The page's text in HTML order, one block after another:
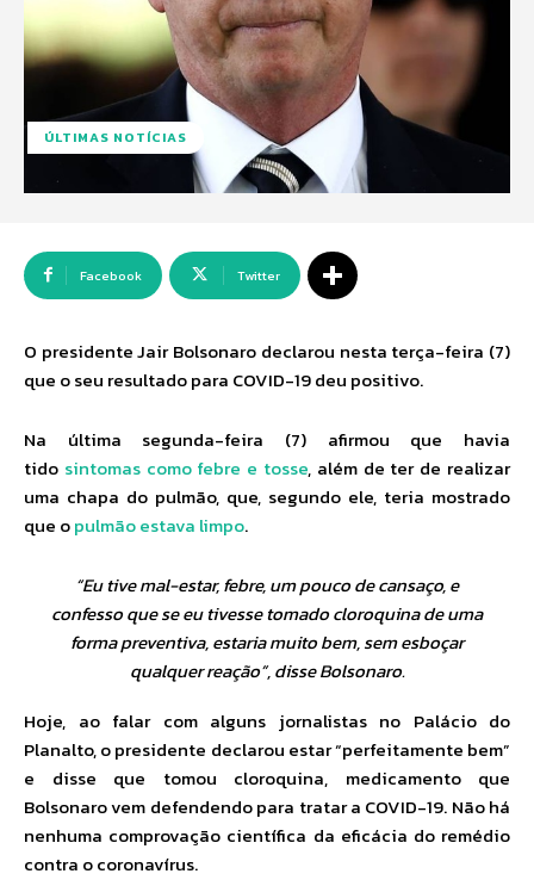
ÚLTIMAS NOTÍCIAS
Facebook Twitter
O presidente Jair Bolsonaro declarou nesta terça-feira (7)
que o seu resultado para COVID-19 deu positivo.
Na última segunda-feira (7) afirmou que havia
tido sintomas como febre e tosse, além de ter de realizar
uma chapa do pulmão, que, segundo ele, teria mostrado
que opulmão estava limpo.
“Eu tive mal-estar, febre, um pouco de cansaço, e
confesso que se eu tivesse tomado cloroquina de uma
forma preventiva, estaria muito bem, sem esboçar
qualquer reação”, disse Bolsonaro.
Hoje, ao falar com alguns jornalistas no Palácio do
Planalto, o presidente declarou estar “perfeitamente bem”
e disse que tomou cloroquina, medicamento que
Bolsonaro vem defendendo para tratar a COVID-19. Não há
nenhuma comprovação científica da eficácia do remédio
contra o coronavírus.